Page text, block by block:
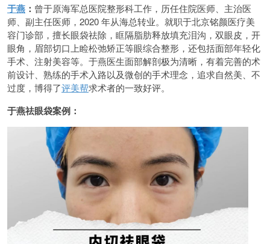
于燕 ： 曾于原海军总医院整形科工作，历任住院医师、主治医
师、副主任医师，2020 年从海总转业。就职于北京铭颜医疗美
容门诊部，擅长眼袋祛除，眶隔脂肪释放填充泪沟，双眼皮，开
眼角，眉部切口上睑松弛矫正等眼综合整形，还包括面部年轻化
手术、注射美容等。于燕医生面部解剖极为清晰，有着完善的术
前设计、熟练的手术入路以及微创的手术理念，追求自然美、不
过度，博得了评美帮求术者的一致好评。
于燕祛眼袋案例：